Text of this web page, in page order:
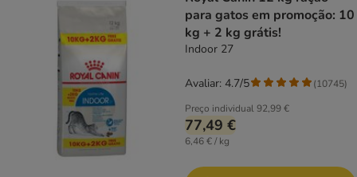
para gatos em promoção: 10
kg + 2 kg grátis!
Indoor 27
Preço individual92,99 €
77,49 €
6,46 € / kg
Avaliar: 4.7/5 (10745)